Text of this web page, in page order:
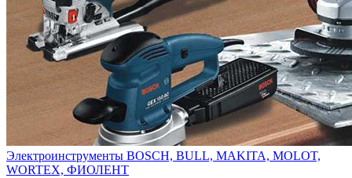
Электроинструменты BOSCH, BULL, MAKITA, MOLOT,
WORTEX, ФИОЛЕНТ